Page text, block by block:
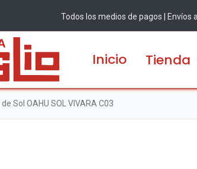
Todos los medios de pagos | Envíos
Inicio Tienda
Sol OAHU SOL VIVARA C03